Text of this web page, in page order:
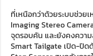
ที่เหนือกว่าด้วยระบบช่วย
Imaging Stereo
จุดรอบคัน และยังคงควา
Smart Tailgate เปิด-ปิด